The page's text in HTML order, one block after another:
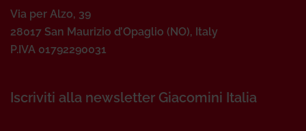
Via per Alzo, 39
28017 San Maurizio d’Opaglio (NO), Italy
P.IVA 01792290031
Iscriviti alla newsletter Giacomini Italia